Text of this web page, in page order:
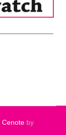
Cenote by